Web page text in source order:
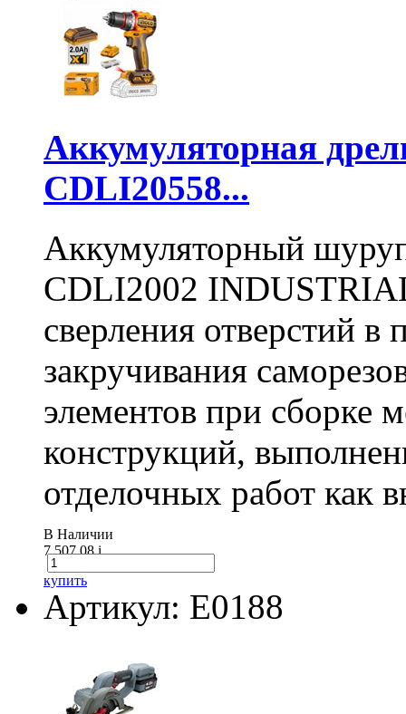
Аккумуляторная
CDLI20558...
Аккумуляторный
CDLI2002
сверления отверстий в
закручивания
элементов при сборке
конструкций,
отделочных работ как
В Наличии
7 507.08i
купить
Артикул: E0188